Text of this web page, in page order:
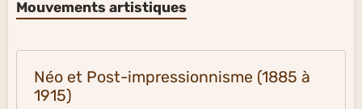
Mouvements artistiques
Néo et Post-impressionnisme (1885 à
1915)